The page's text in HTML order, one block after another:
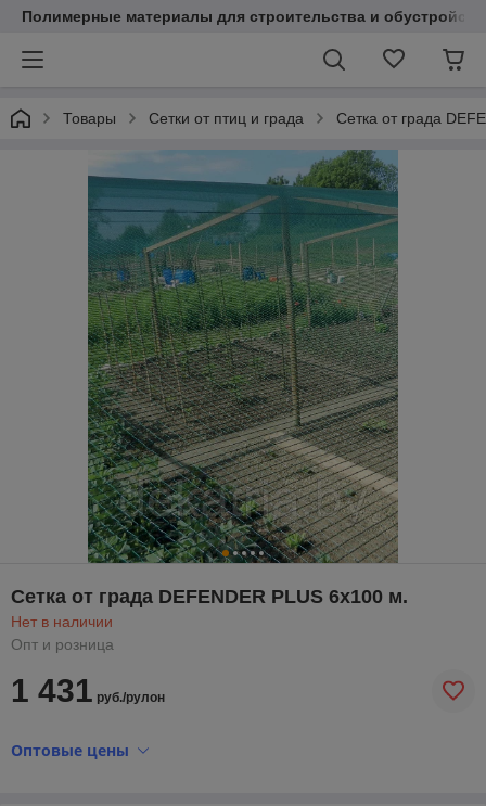
Полимерные материалы для строительства и
Товары Сетки от птиц и града Сетка от града
Сетка от града DEFENDER PLUS 6х100 м.
Нет в наличии
Опт и розница
1 431 руб./рулон
Оптовые цены